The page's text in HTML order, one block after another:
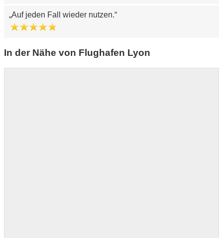
Auf jeden Fall wieder nutzen.
In der Nähe von Flughafen Lyon